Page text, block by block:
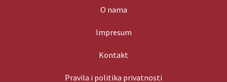
O nama
Impresum
Kontakt
Pravila i politika privatnosti